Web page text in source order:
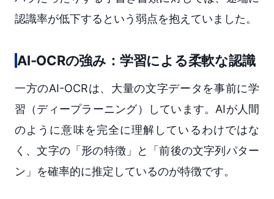
認識率が低下するという弱点を抱えていました。
AI-OCRの強み：学習による柔軟な認識
一方のAI-OCRは、大量の文字データを事前に学
習（ディープラーニング）しています。AIが人間
のように意味を完全に理解しているわけではな
く、文字の「形の特徴」と「前後の文字列パター
ン」を確率的に推定しているのが特徴です。